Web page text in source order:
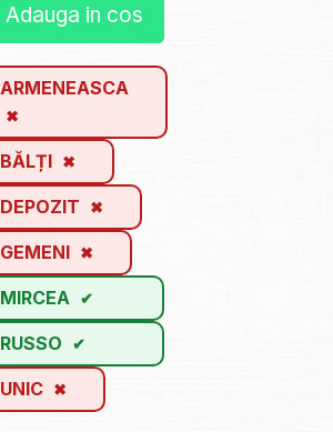
Adauga in cos
ARMENEASCA
BĂLȚI
DEPOZIT
GEMENI
MIRCEA
RUSSO
UNIC